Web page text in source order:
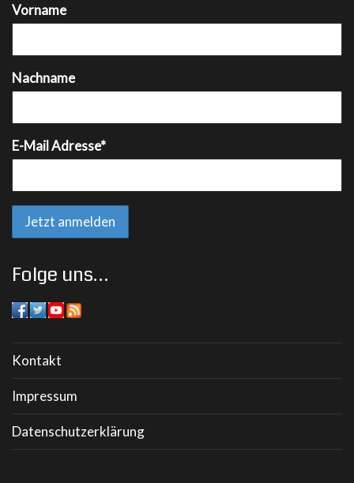
Vorname
Nachname
E-Mail Adresse*
Folge uns…
Kontakt
Impressum
Datenschutzerklärung